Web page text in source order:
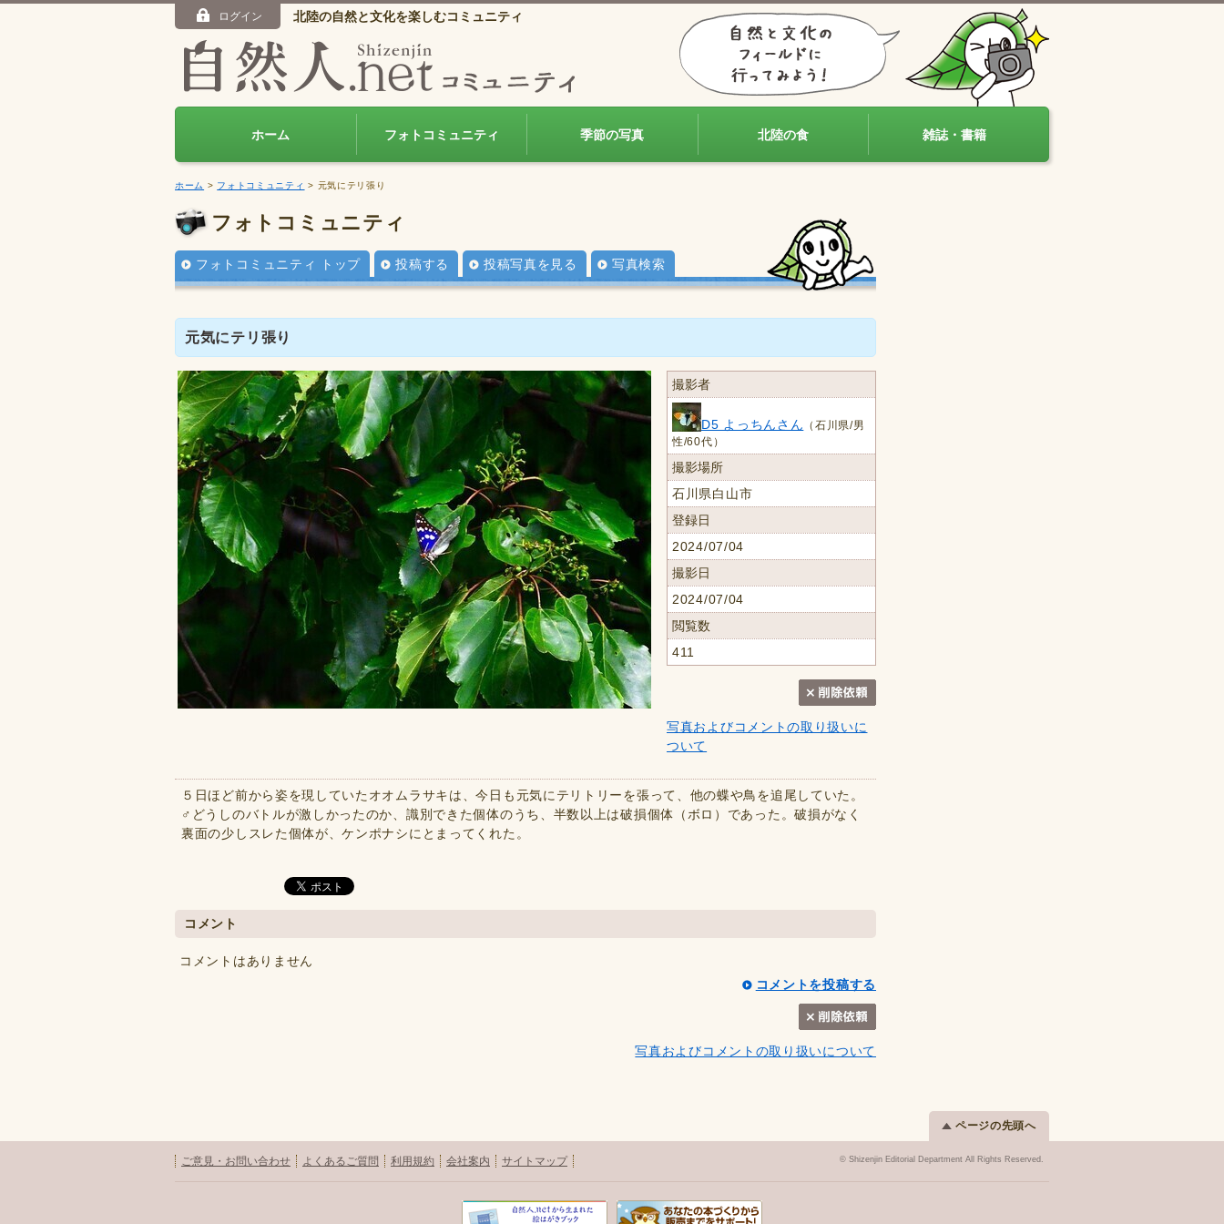
ログイン 北陸の自然と文化を楽しむコミュニティ
ホーム フォトコミュニティ 季節の写真 北陸の食 雑誌・書籍
ホーム > フォトコミュニティ > 元気にテリ張り
フォトコミュニティ
フォトコミュニティ トップ 投稿する 投稿写真を見る 写真検索
元気にテリ張り
撮影者
D5 よっちんさん （石川県/男
性/60代）
撮影場所
石川県白山市
登録日
2024/07/04
撮影日
2024/07/04
閲覧数
411
写真およびコメントの取り扱いに
ついて
５日ほど前から姿を現していたオオムラサキは、今日も元気にテリトリーを張って、他の蝶や鳥を追尾していた。
♂どうしのバトルが激しかったのか、識別できた個体のうち、半数以上は破損個体（ボロ）であった。破損がなく
裏面の少しスレた個体が、ケンポナシにとまってくれた。
コメント
コメントはありません
コメントを投稿する
写真およびコメントの取り扱いについて
ページの先頭へ
ご意見・お問い合わせ よくあるご質問 利用規約 会社案内 サイトマップ © Shizenjin Editorial Department All Rights Reserved.